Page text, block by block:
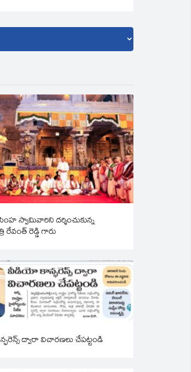
స్వామివారిని దర్శించుకున్న
రేవంత్ రెడ్డి గారు
ద్వారా విచారణలు చేపట్టండి